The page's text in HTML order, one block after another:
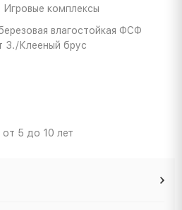
комплексы
влагостойкая ФСФ
3./Клееный брус
от 5 до 10 лет